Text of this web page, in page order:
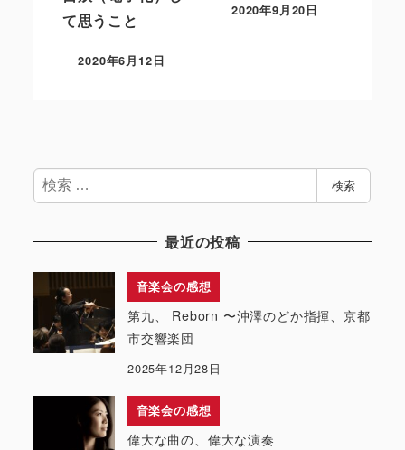
て思うこと
2020年6月12日
2020年9月20日
検
索
検索
最近の投稿
音楽会の感想
第九、 Reborn 〜沖澤のどか指揮、京都
市交響楽団
2025年12月28日
音楽会の感想
偉大な曲の、偉大な演奏